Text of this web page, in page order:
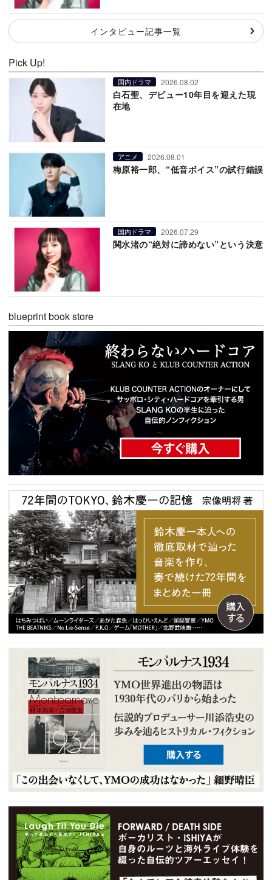
インタビュー記事一覧
Pick Up!
国内ドラマ 2026.08.02
白石聖、デビュー10年目を迎えた現
在地
アニメ 2026.08.01
梅原裕一郎、“低音ボイス”の試行錯誤
国内ドラマ 2026.07.29
関水渚の“絶対に諦めない”という決意
blueprint book store